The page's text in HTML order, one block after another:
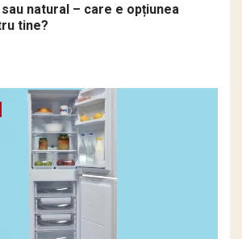
natural – care e opțiunea
tine?